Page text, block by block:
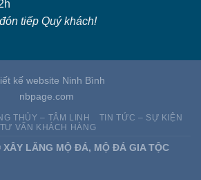
tiếp Quý khách!
kế website Ninh Bình
nbpage.com
THỦY – TÂM LINH
TIN TỨC – SỰ KIỆN
TƯ VẤN KHÁCH HÀNG
XÂY LĂNG MỘ ĐÁ, MỘ ĐÁ GIA TỘC